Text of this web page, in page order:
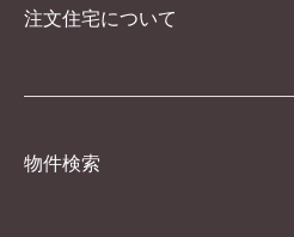
注文住宅について
物件検索